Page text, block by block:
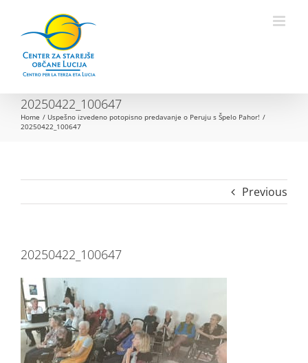
Open toolbar
content
20250422_100647
Home
Uspešno izvedeno potopisno predavanje o Peruju s Špelo Pahor!
20250422_100647
Previous
20250422_100647